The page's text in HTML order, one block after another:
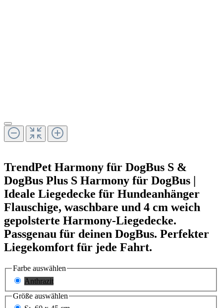
TrendPet Harmony für DogBus S &
DogBus Plus S Harmony für DogBus |
Ideale Liegedecke für Hundeanhänger
Flauschige, waschbare und 4 cm weich
gepolsterte Harmony-Liegedecke.
Passgenau für deinen DogBus. Perfekter
Liegekomfort für jede Fahrt.
Farbe auswählen
Anthrazit
Größe auswählen